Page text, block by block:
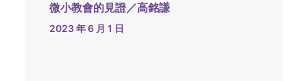
微小教會的見證／高銘謙
2023 年 6 月 1 日